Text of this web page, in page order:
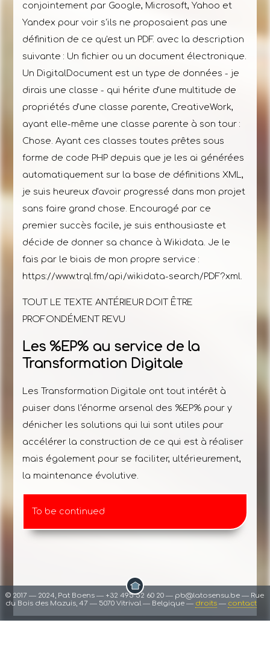
conjointement par Google, Microsoft, Yahoo et
Yandex pour voir s'ils ne proposaient pas une
définition de ce qu'est un PDF. avec la description
suivante : Un fichier ou un document électronique.
Un DigitalDocument est un type de données - je
dirais une classe - qui hérite d'une multitude de
propriétés d'une classe parente, CreativeWork,
ayant elle-même une classe parente à son tour :
Chose. Ayant ces classes toutes prêtes sous
forme de code PHP depuis que je les ai générées
automatiquement sur la base de définitions XML,
je suis heureux d'avoir progressé dans mon projet
sans faire grand chose. Encouragé par ce
premier succès facile, je suis enthousiaste et
décide de donner sa chance à Wikidata. Je le
fais par le biais de mon propre service :
https://www.trql.fm/api/wikidata-search/PDF?xml.
TOUT LE TEXTE ANTÉRIEUR DOIT ÊTRE
PROFONDÉMENT REVU
Les %EP% au service de la
Transformation Digitale
Les Transformation Digitale ont tout intérêt à
puiser dans l'énorme arsenal des %EP% pour y
dénicher les solutions qui lui sont utiles pour
accélérer la construction de ce qui est à réaliser
mais également pour se faciliter, ultérieurement,
la maintenance évolutive.
To be continued
© 2017 ― 2024, Pat Boens ― +32 495 52 60 20 ― pb@latosensu.be ― Rue
du Bois des Mazuis, 47 ― 5070 Vitrival ― Belgique ― droits ― contact